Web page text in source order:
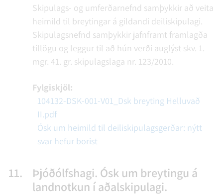
Skipulags- og umferðarnefnd samþykkir að veita
heimild til breytingar á gildandi deiliskipulagi.
Skipulagsnefnd samþykkir jafnframt framlagða
tillögu og leggur til að hún verði auglýst skv. 1.
mgr. 41. gr. skipulagslaga nr. 123/2010.
Fylgiskjöl:
104132-DSK-001-V01_Dsk breyting Helluvað
II.pdf
Ósk um heimild til deiliskipulagsgerðar: nýtt
svar hefur borist
11.
Þjóðólfshagi. Ósk um breytingu á
landnotkun í aðalskipulagi.